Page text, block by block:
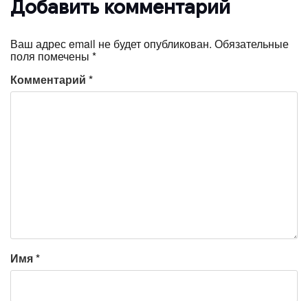
Добавить комментарий
Ваш адрес email не будет опубликован. Обязательные
поля помечены *
Комментарий *
Имя*